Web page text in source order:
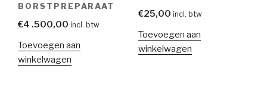
BORSTPREPARAAT
€4 .500,00 incl. btw
Toevoegen aan
winkelwagen
€25,00 incl. btw
Toevoegen aan
winkelwagen